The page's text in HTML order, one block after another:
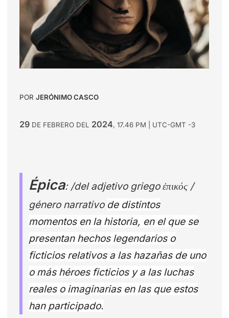
PORJERÓNIMO CASCO
29 DE FEBRERO DEL 2024, 17.46 PM | UTC-GMT -3
Épica: /del adjetivo griego ἐπικός /
género narrativo de distintos
momentos en la historia, en el que se
presentan hechos legendarios o
ficticios relativos a las hazañas de uno
o más héroes ficticios y a las luchas
reales o imaginarias en las que estos
han participado.